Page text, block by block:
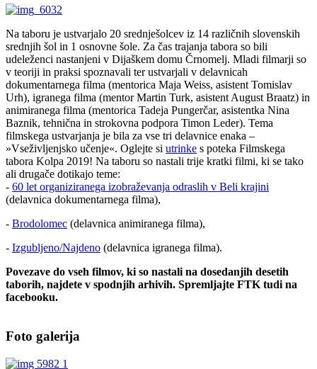
Na taboru je ustvarjalo 20 srednješolcev iz 14 različnih slovenskih
srednjih šol in 1 osnovne šole. Za čas trajanja tabora so bili
udeleženci nastanjeni v Dijaškem domu Črnomelj. Mladi filmarji so
v teoriji in praksi spoznavali ter ustvarjali v delavnicah
dokumentarnega filma (mentorica Maja Weiss, asistent Tomislav
Urh), igranega filma (mentor Martin Turk, asistent August Braatz) in
animiranega filma (mentorica Tadeja Pungerčar, asistentka Nina
Baznik, tehnična in strokovna podpora Timon Leder). Tema
filmskega ustvarjanja je bila za vse tri delavnice enaka –
»Vseživljenjsko učenje«. Oglejte si utrinke s poteka Filmskega
tabora Kolpa 2019! Na taboru so nastali trije kratki filmi, ki se tako
ali drugače dotikajo teme:
- 60 let organiziranega izobraževanja odraslih v Beli krajini
(delavnica dokumentarnega filma),
- Brodolomec (delavnica animiranega filma),
- Izgubljeno/Najdeno (delavnica igranega filma).
Povezave do vseh filmov, ki so nastali na dosedanjih desetih
taborih, najdete v spodnjih arhivih. Spremljajte FTK tudi na
facebooku.
Foto galerija